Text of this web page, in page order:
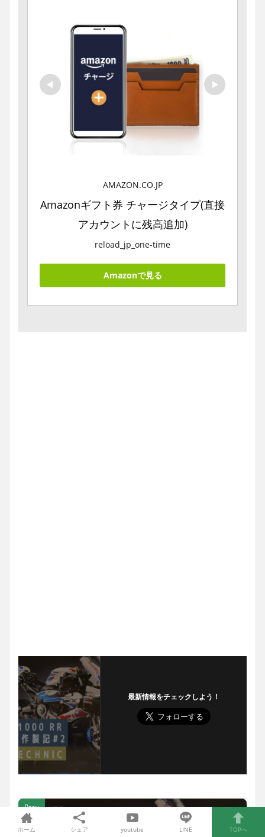
AMAZON.CO.JP
Amazonギフト券 チャージタイプ(直接
アカウントに残高追加)
reload_jp_one-time
Amazonで見る
最新情報をチェックしよう！
Prev
ホーム シェア youtube LINE TOPへ